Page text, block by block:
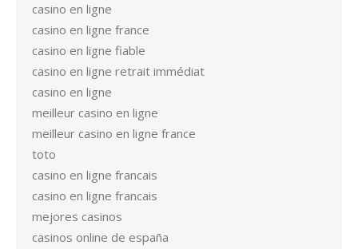
casino en ligne
casino en ligne france
casino en ligne fiable
casino en ligne retrait immédiat
casino en ligne
meilleur casino en ligne
meilleur casino en ligne france
toto
casino en ligne francais
casino en ligne francais
mejores casinos
casinos online de españa